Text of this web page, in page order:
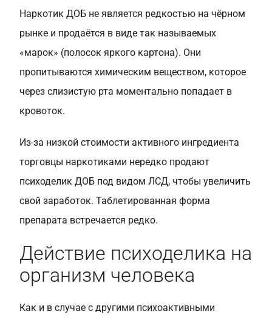
Наркотик ДОБ не является редкостью на чёрном
рынке и продаётся в виде так называемых
«марок» (полосок яркого картона). Они
пропитываются химическим веществом, которое
через слизистую рта моментально попадает в
кровоток.
Из-за низкой стоимости активного ингредиента
торговцы наркотиками нередко продают
психоделик ДОБ под видом ЛСД, чтобы увеличить
свой заработок. Таблетированная форма
препарата встречается редко.
Действие психоделика на
организм человека
Как и в случае с другими психоактивными